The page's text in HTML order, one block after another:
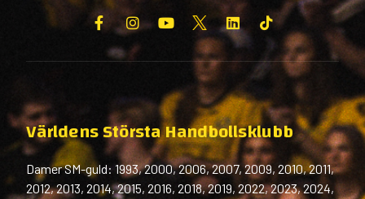
Världens Största Handbollsklubb
Damer SM-guld: 1993, 2000, 2006, 2007, 2009, 2010, 2011,
2012, 2013, 2014, 2015, 2016, 2018, 2019, 2022, 2023, 2024,